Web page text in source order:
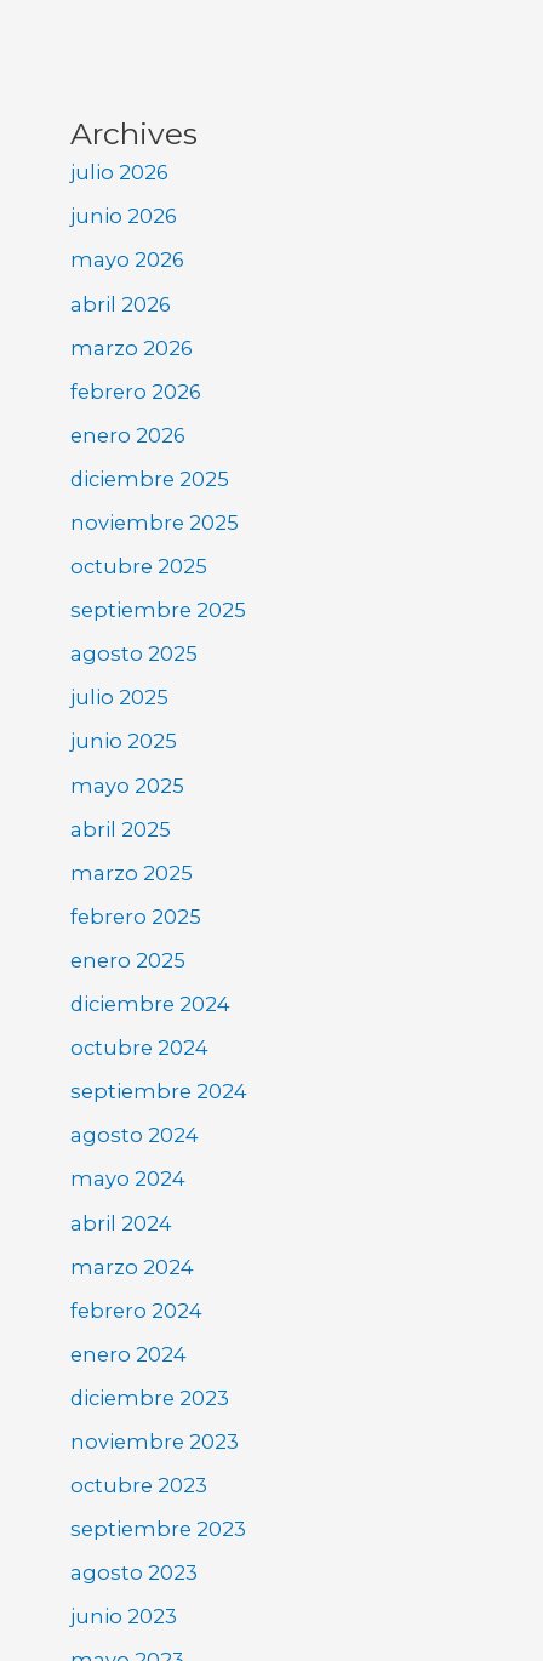
Archives
julio 2026
junio 2026
mayo 2026
abril 2026
marzo 2026
febrero 2026
enero 2026
diciembre 2025
noviembre 2025
octubre 2025
septiembre 2025
agosto 2025
julio 2025
junio 2025
mayo 2025
abril 2025
marzo 2025
febrero 2025
enero 2025
diciembre 2024
octubre 2024
septiembre 2024
agosto 2024
mayo 2024
abril 2024
marzo 2024
febrero 2024
enero 2024
diciembre 2023
noviembre 2023
octubre 2023
septiembre 2023
agosto 2023
junio 2023